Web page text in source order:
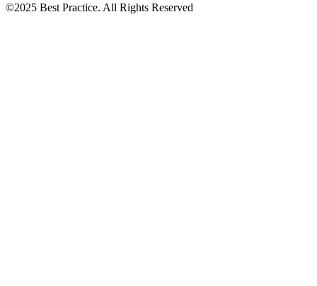
©2025 Best Practice. All Rights Reserved